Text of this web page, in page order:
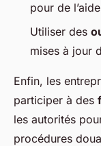
pour de
Utiliser des
mises à jour
Enfin, les
participer à des
les autorités
procédures